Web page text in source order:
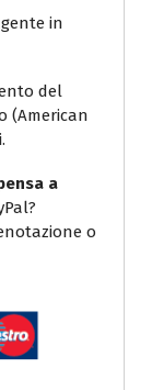
in
del
(American
a
o